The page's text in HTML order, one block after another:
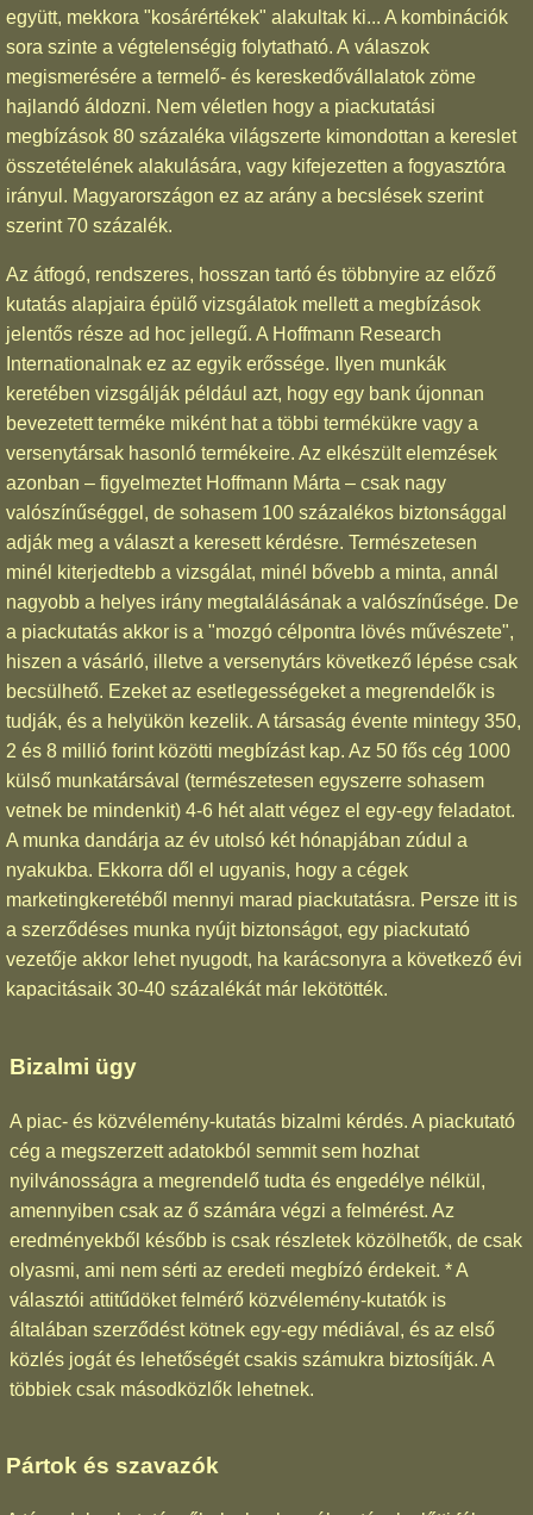
együtt, mekkora "kosárértékek" alakultak ki... A kombinációk
sora szinte a végtelenségig folytatható. A válaszok
megismerésére a termelő- és kereskedővállalatok zöme
hajlandó áldozni. Nem véletlen hogy a piackutatási
megbízások 80 százaléka világszerte kimondottan a kereslet
összetételének alakulására, vagy kifejezetten a fogyasztóra
irányul. Magyarországon ez az arány a becslések szerint
szerint 70 százalék.
Az átfogó, rendszeres, hosszan tartó és többnyire az előző
kutatás alapjaira épülő vizsgálatok mellett a megbízások
jelentős része ad hoc jellegű. A Hoffmann Research
Internationalnak ez az egyik erőssége. Ilyen munkák
keretében vizsgálják például azt, hogy egy bank újonnan
bevezetett terméke miként hat a többi termékükre vagy a
versenytársak hasonló termékeire. Az elkészült elemzések
azonban – figyelmeztet Hoffmann Márta – csak nagy
valószínűséggel, de sohasem 100 százalékos biztonsággal
adják meg a választ a keresett kérdésre. Természetesen
minél kiterjedtebb a vizsgálat, minél bővebb a minta, annál
nagyobb a helyes irány megtalálásának a valószínűsége. De
a piackutatás akkor is a "mozgó célpontra lövés művészete",
hiszen a vásárló, illetve a versenytárs következő lépése csak
becsülhető. Ezeket az esetlegességeket a megrendelők is
tudják, és a helyükön kezelik. A társaság évente mintegy 350,
2 és 8 millió forint közötti megbízást kap. Az 50 fős cég 1000
külső munkatársával (természetesen egyszerre sohasem
vetnek be mindenkit) 4-6 hét alatt végez el egy-egy feladatot.
A munka dandárja az év utolsó két hónapjában zúdul a
nyakukba. Ekkorra dől el ugyanis, hogy a cégek
marketingkeretéből mennyi marad piackutatásra. Persze itt is
a szerződéses munka nyújt biztonságot, egy piackutató
vezetője akkor lehet nyugodt, ha karácsonyra a következő évi
kapacitásaik 30-40 százalékát már lekötötték.
Bizalmi ügy
A piac- és közvélemény-kutatás bizalmi kérdés. A piackutató
cég a megszerzett adatokból semmit sem hozhat
nyilvánosságra a megrendelő tudta és engedélye nélkül,
amennyiben csak az ő számára végzi a felmérést. Az
eredményekből később is csak részletek közölhetők, de csak
olyasmi, ami nem sérti az eredeti megbízó érdekeit. * A
választói attitűdöket felmérő közvélemény-kutatók is
általában szerződést kötnek egy-egy médiával, és az első
közlés jogát és lehetőségét csakis számukra biztosítják. A
többiek csak másodközlők lehetnek.
Pártok és szavazók